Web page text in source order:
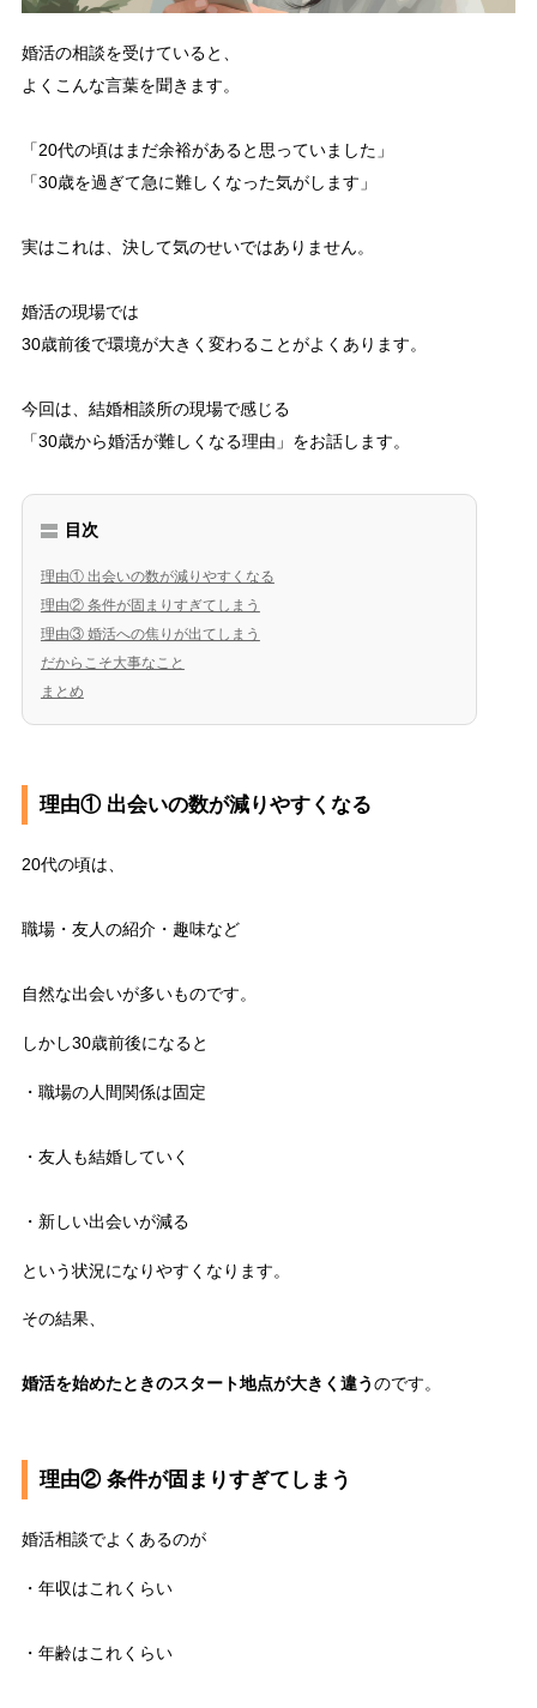
婚活の相談を受けていると、
よくこんな言葉を聞きます。
「20代の頃はまだ余裕があると思っていました」
「30歳を過ぎて急に難しくなった気がします」
実はこれは、決して気のせいではありません。
婚活の現場では
30歳前後で環境が大きく変わることがよくあります。
今回は、結婚相談所の現場で感じる
「30歳から婚活が難しくなる理由」をお話します。
目次
理由① 出会いの数が減りやすくなる
理由② 条件が固まりすぎてしまう
理由③ 婚活への焦りが出てしまう
だからこそ大事なこと
まとめ
理由① 出会いの数が減りやすくなる
20代の頃は、
職場・友人の紹介・趣味など
自然な出会いが多いものです。
しかし30歳前後になると
・職場の人間関係は固定
・友人も結婚していく
・新しい出会いが減る
という状況になりやすくなります。
その結果、
婚活を始めたときのスタート地点が大きく違う のです。
理由② 条件が固まりすぎてしまう
婚活相談でよくあるのが
・年収はこれくらい
・年齢はこれくらい